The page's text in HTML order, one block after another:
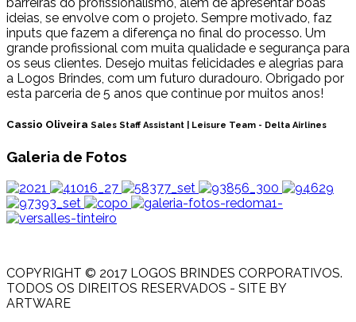
ideias, se envolve com o projeto. Sempre motivado, faz
inputs que fazem a diferença no final do processo. Um
grande profissional com muita qualidade e segurança para
os seus clientes. Desejo muitas felicidades e alegrias para
a Logos Brindes, com um futuro duradouro. Obrigado por
esta parceria de 5 anos que continue por muitos anos!
Cassio Oliveira Sales Staff Assistant | Leisure Team - Delta Airlines
Galeria de Fotos
COPYRIGHT © 2017 LOGOS BRINDES CORPORATIVOS.
TODOS OS DIREITOS RESERVADOS - SITE BY
ARTWARE